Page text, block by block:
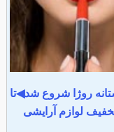
روژا شروع شد◀تا